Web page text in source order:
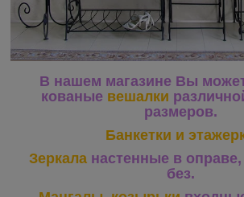
В нашем магазине Вы
кованые вешалки
размеров.
Банкетки и
Зеркала настенные в
без.